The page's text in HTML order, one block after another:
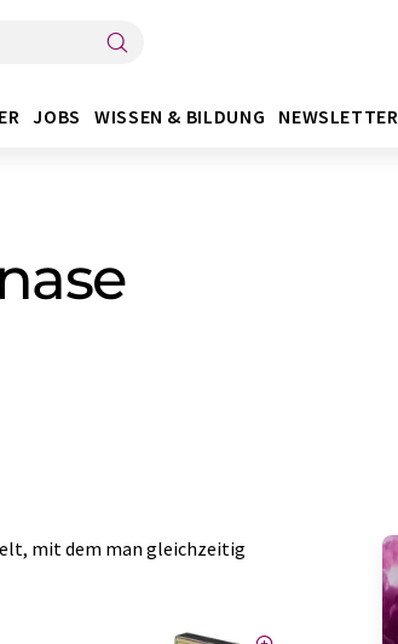
JOBS WISSEN & BILDUNG NEWSLETTER
mit dem man gleichzeitig